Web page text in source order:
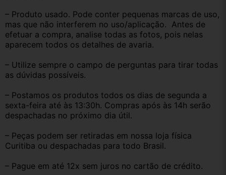
– Produto usado. Pode conter pequenas marcas de uso,
mas que não interferem no uso/aplicação.  Antes de
efetuar a compra, analise todas as fotos, pois nelas
aparecem todos os detalhes de avaria.
– Utilize sempre o campo de perguntas para tirar todas
as dúvidas possíveis.
– Postamos os produtos todos os dias de segunda a
sexta-feira até às 13:30h. Compras após às 14h serão
despachadas no próximo dia útil.
– Peças podem ser retiradas em nossa loja física
Curitiba ou despachadas para todo Brasil.
– Pague em até 12x sem juros no cartão de crédito.